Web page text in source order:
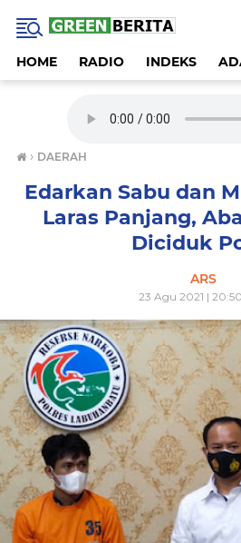
HOME RADIO INDEKS
› DAERAH
Edarkan Sabu dan
Laras Panjang,
Diciduk
ARS
23 Agu 2021 |